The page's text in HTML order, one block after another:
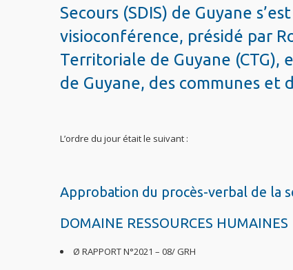
Secours (SDIS) de Guyane
visioconférence, présidé par
Territoriale de Guyane
de Guyane, des communes et
L’ordre du jour était le suivant :
Approbation du procès-verbal de la
DOMAINE RESSOURCES HUMAINES
Ø RAPPORT N°2021 – 08/ GRH